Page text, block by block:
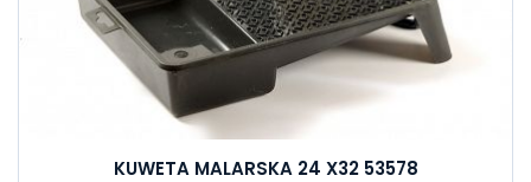
KUWETA MALARSKA 24 X32 53578